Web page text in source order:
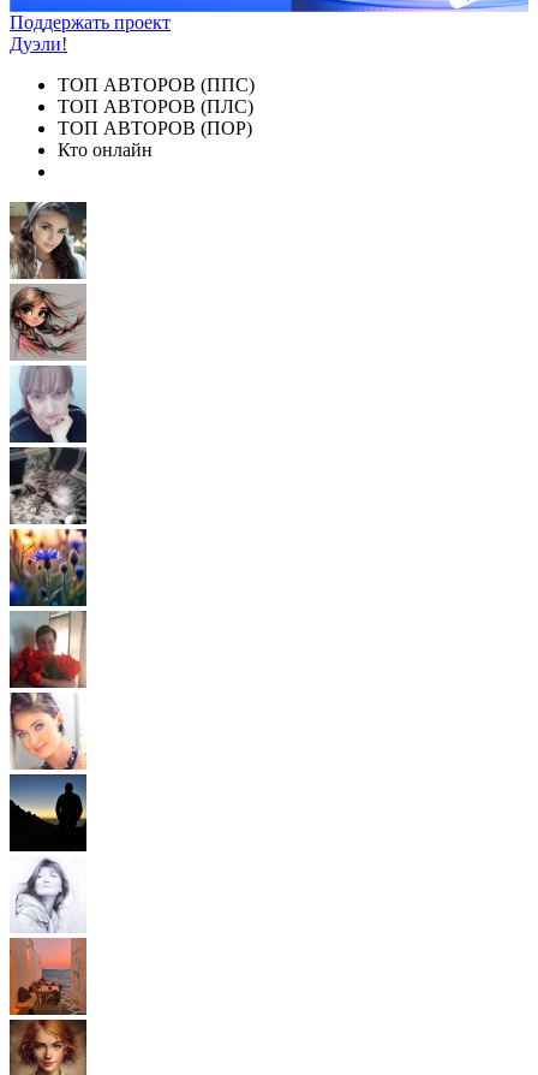
Поддержать проект
Дуэли!
ТОП АВТОРОВ (ППС)
ТОП АВТОРОВ (ПЛС)
ТОП АВТОРОВ (ПОР)
Кто онлайн